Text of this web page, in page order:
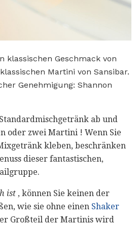
klassischen Geschmack von
Martini von Sansibar.
Genehmigung: Shannon
ab und
oder zwei Martini ! Wenn Sie
kleben, beschränken
dieser fantastischen,
ist , können Sie keinen der
wie sie ohne einen Shaker
Großteil der Martinis wird